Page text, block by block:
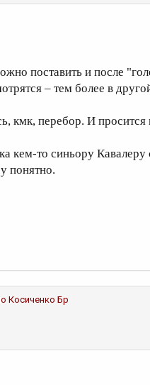
поставить и после
– тем более в
кмк, перебор. И
кем-то синьору Кавалеру
понятно.
Косиченко Бр